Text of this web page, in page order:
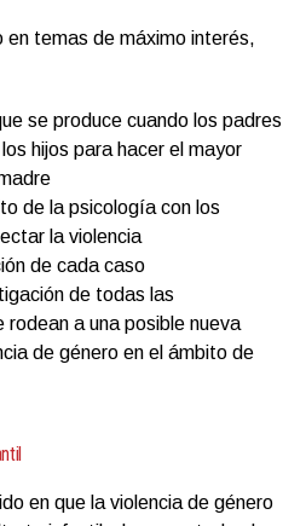
en temas de máximo interés,
se produce cuando los padres
hijos para hacer el mayor
de la psicología con los
la violencia
de cada caso
de todas las
rodean a una posible nueva
de género en el ámbito de
en que la violencia de género